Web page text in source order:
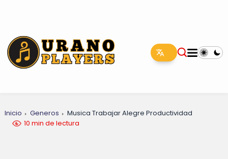
Inicio Generos
Musica Trabajar Alegre Productividad
10 min de lectura